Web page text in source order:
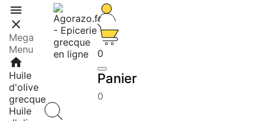


Mega
Menu
home
Huile
d'olive
grecque
Huile
0
Panier
0